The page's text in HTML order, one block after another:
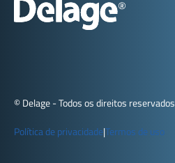
© Delage - Todos os direitos reservados
Política de privacidade|Termos de uso